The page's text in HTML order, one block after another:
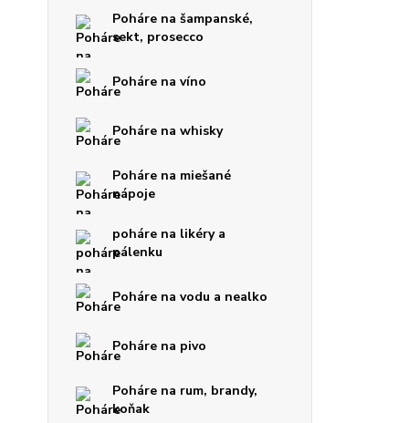
Poháre na šampanské,
sekt, prosecco
Poháre na víno
Poháre na whisky
Poháre na miešané
nápoje
poháre na likéry a
pálenku
Poháre na vodu a nealko
Poháre na pivo
Poháre na rum, brandy,
koňak